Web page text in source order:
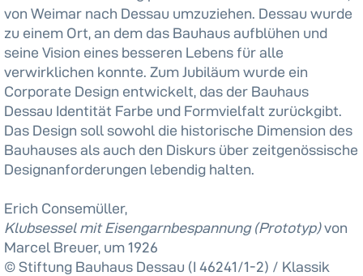
von Weimar nach Dessau umzuziehen. Dessau wurde
zu einem Ort, an dem das Bauhaus aufblühen und
seine Vision eines besseren Lebens für alle
verwirklichen konnte. Zum Jubiläum wurde ein
Corporate Design entwickelt, das der Bauhaus
Dessau Identität Farbe und Formvielfalt zurückgibt.
Das Design soll sowohl die historische Dimension des
Bauhauses als auch den Diskurs über zeitgenössische
Designanforderungen lebendig halten.
Erich Consemüller,
Klubsessel mit Eisengarnbespannung (Prototyp)von
Marcel Breuer, um 1926
© Stiftung Bauhaus Dessau (I 46241/1-2) / Klassik